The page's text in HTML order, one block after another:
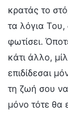
κρατάς το
τα λόγια
φωτίσει.
κάτι άλλο,
επιδίδεσαι
τη ζωή σου
μόνο τότε θα